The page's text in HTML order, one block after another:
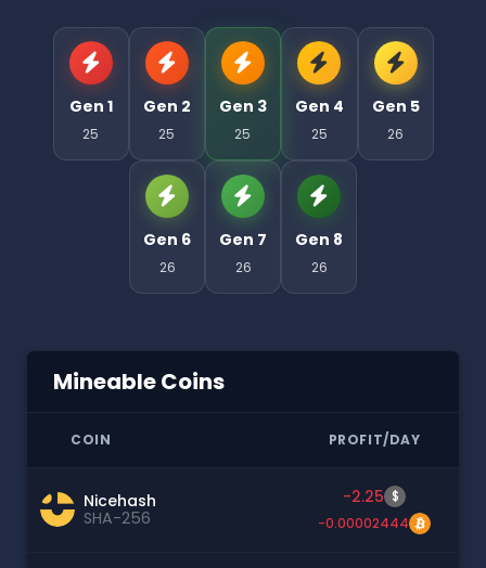
Gen 1
25
Gen 2
25
Gen 3
25
Gen 4
25
Gen 5
26
Gen 6
26
Gen 7
26
Gen 8
26
Mineable Coins
COIN PROFIT/DAY
Nicehash
SHA-256
-2.25 $
-0.00002444